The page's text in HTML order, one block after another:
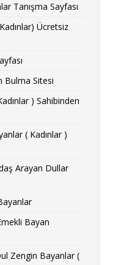
Tanışma Sayfası
Ücretsiz
Bulma Sitesi
) Sahibinden
( Kadınlar )
Arayan Dullar
Bayan
Zengin Bayanlar (